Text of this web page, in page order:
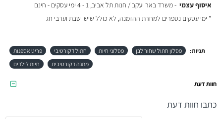
איסוף עצמי - משרד באר יעקב / חנות תל אביב, 1 - 4 ימי עסקים - חינם
* ימי עסקים נספרים למחרת ההזמנה, לא כולל שישי שבת וערבי חג
תגיות: פסלון חתול שחור לבן פסלוני חיות חתול דקורטיבי
פריט אספנות
מתנה דקורטיבית
חיות לילדים
חוות דעת
כתבו חוות דעת